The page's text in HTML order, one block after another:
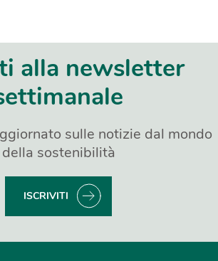
alla newsletter
sulle notizie dal mondo
della sostenibilità
ISCRIVITI